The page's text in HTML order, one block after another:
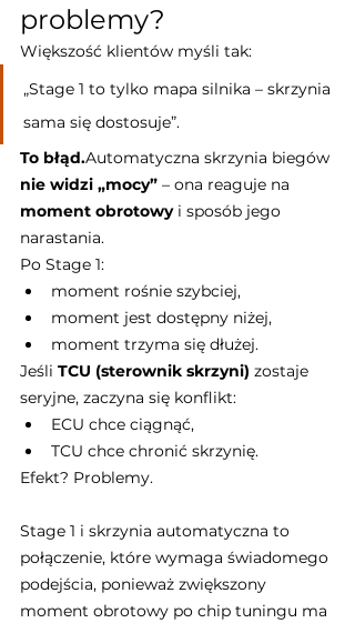
problemy?
Większość klientów myśli tak:
„Stage 1 to tylko mapa silnika – skrzynia
sama się dostosuje”.
To błąd.Automatyczna skrzynia biegów
nie widzi „mocy” – ona reaguje na
moment obrotowy i sposób jego
narastania.
Po Stage 1:
moment rośnie szybciej,
moment jest dostępny niżej,
moment trzyma się dłużej.
Jeśli TCU (sterownik skrzyni) zostaje
seryjne, zaczyna się konflikt:
ECU chce ciągnąć,
TCU chce chronić skrzynię.
Efekt? Problemy.
Stage 1 i skrzynia automatyczna to
połączenie, które wymaga świadomego
podejścia, ponieważ zwiększony
moment obrotowy po chip tuningu ma